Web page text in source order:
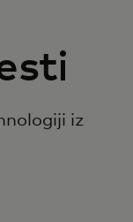
iz